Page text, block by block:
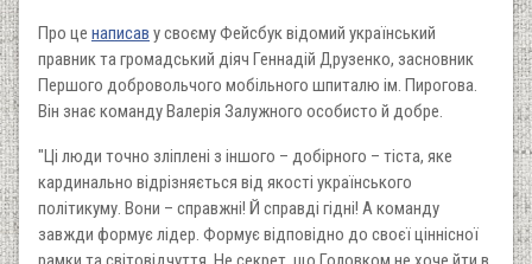
Про це написав у своєму Фейсбук відомий український
правник та громадський діяч Геннадій Друзенко, засновник
Першого добровольчого мобільного шпиталю ім. Пирогова.
Він знає команду Валерія Залужного особисто й добре.
"Ці люди точно зліплені з іншого – добірного – тіста, яке
кардинально відрізняється від якості українського
політикуму. Вони – справжні! Й справді гідні! А команду
завжди формує лідер. Формує відповідно до своєї ціннісної